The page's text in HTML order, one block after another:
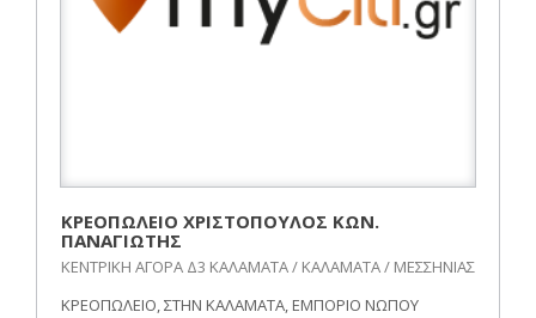
ΚΡΕΟΠΩΛΕΙΟ ΧΡΙΣΤΟΠΟΥΛΟΣ ΚΩΝ.
ΠΑΝΑΓΙΩΤΗΣ
ΚΕΝΤΡΙΚΗ ΑΓΟΡΑ Δ3 ΚΑΛΑΜΑΤΑ / ΚΑΛΑΜΑΤΑ / ΜΕΣΣΗΝΙΑΣ
ΚΡΕΟΠΩΛΕΙΟ, ΣΤΗΝ ΚΑΛΑΜΑΤΑ, ΕΜΠΟΡΙΟ ΝΩΠΟΥ